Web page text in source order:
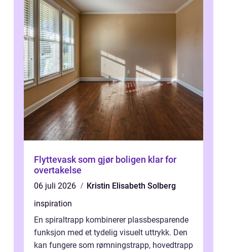
Flyttevask som gjør boligen klar for
overtakelse
06 juli 2026
Kristin Elisabeth Solberg
inspiration
En spiraltrapp kombinerer plassbesparende
funksjon med et tydelig visuelt uttrykk. Den
kan fungere som rømningstrapp, hovedtrapp